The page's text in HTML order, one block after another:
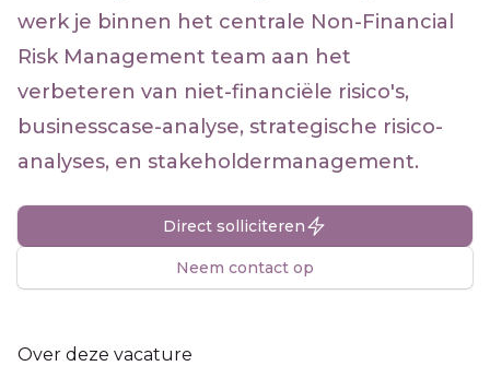
werk je binnen het centrale Non-Financial
Risk Management team aan het
verbeteren van niet-financiële risico's,
businesscase-analyse, strategische risico-
analyses, en stakeholdermanagement.
Direct solliciteren
Neem contact op
Over deze vacature